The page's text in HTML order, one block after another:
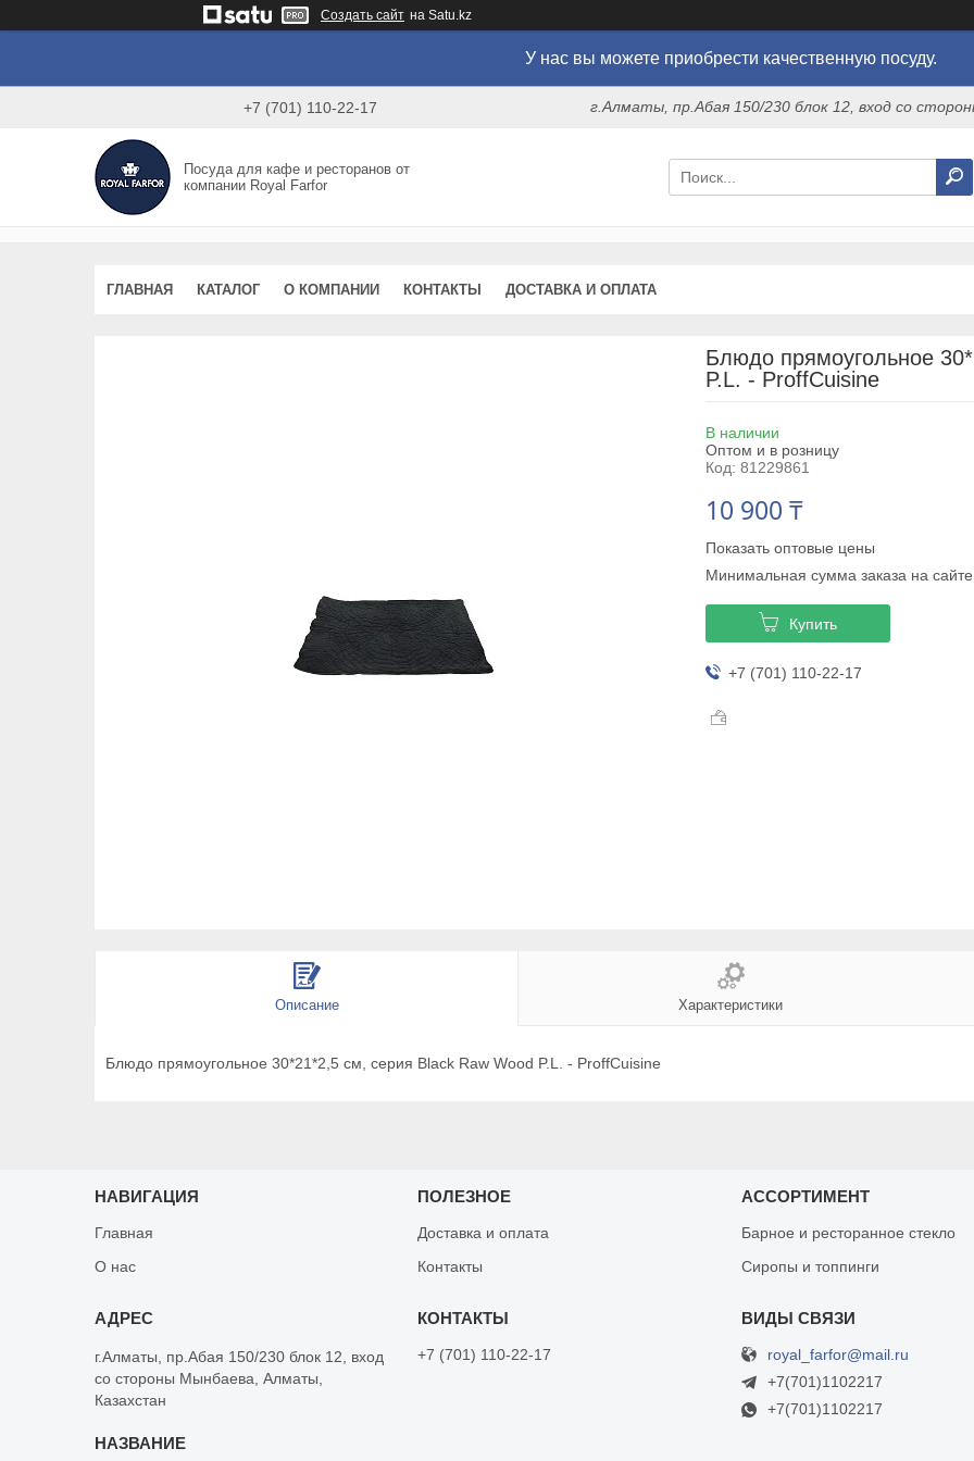
Создать сайт на Satu.kz
У нас вы можете приобрести качественную посуду.
+7 (701) 110-22-17 г.Алматы, пр.Абая 150/230 блок 12, вход со
Посуда для кафе и ресторанов от
компании Royal Farfor
ГЛАВНАЯ КАТАЛОГ О КОМПАНИИ КОНТАКТЫ ДОСТАВКА И ОПЛАТА
Блюдо прямоугольное
P.L. - ProffCuisine
В наличии
Оптом и в розницу
Код: 81229861
10 900 ₸
Показать оптовые цены
Минимальная сумма заказа на
Купить
+7 (701) 110-22-17
Описание Характеристики
Блюдо прямоугольное 30*21*2,5 см, серия Black Raw Wood P.L. - ProffCuisine
НАВИГАЦИЯ
Главная
О нас
ПОЛЕЗНОЕ
Доставка и оплата
Контакты
АССОРТИМЕНТ
Барное и ресторанное стекло
Сиропы и топпинги
г.Алматы, пр.Абая 150/230 блок 12, вход
со стороны Мынбаева, Алматы,
Казахстан
+7 (701) 110-22-17
royal_farfor@mail.ru
+7(701)1102217
+7(701)1102217